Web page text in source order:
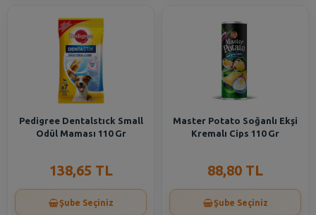
Pedigree Dentalstıck Small
Odül Maması 110 Gr
138,65 TL
Şube Seçiniz
Master Potato Soğanlı Ekşi
Kremalı Cips 110 Gr
88,80 TL
Şube Seçiniz